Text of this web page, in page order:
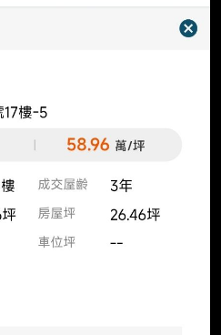
禁會崩盤 4字頭的時候被酸
字頭的時候被酸早上擠不上
了，被酸a7的7是7字頭的7
回來了 麥當勞也要來了 應
台灣有哪個地區跟a7一樣